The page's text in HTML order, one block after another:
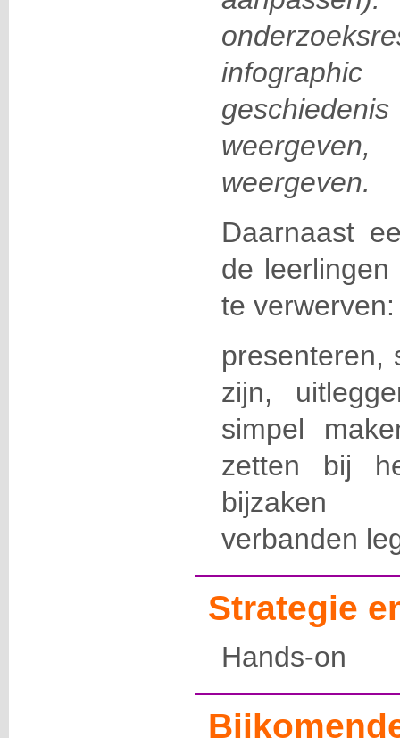
weergeven.
Daarnaast
de
te verwerven:
presenteren,
zijn,
simpel
zetten bij
bijzaken
verbanden
Strategie
Hands-on